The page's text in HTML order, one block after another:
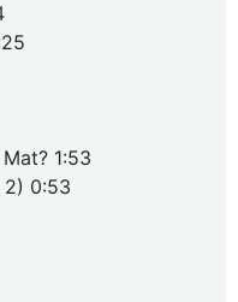
1:53
2) 0:53